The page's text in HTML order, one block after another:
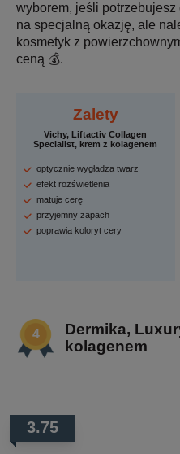
wyborem, jeśli
na specjalną okazję, ale
kosmetyk z
ceną 💰.
Zalety
Vichy, Liftactiv Collagen
Specialist, krem z kolagenem
optycznie wygładza twarz
efekt rozświetlenia
matuje cerę
przyjemny zapach
poprawia koloryt cery
Dermika,
kolagenem
3.75